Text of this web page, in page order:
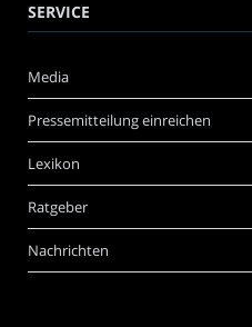
SERVICE
Media
Pressemitteilung einreichen
Lexikon
Ratgeber
Nachrichten